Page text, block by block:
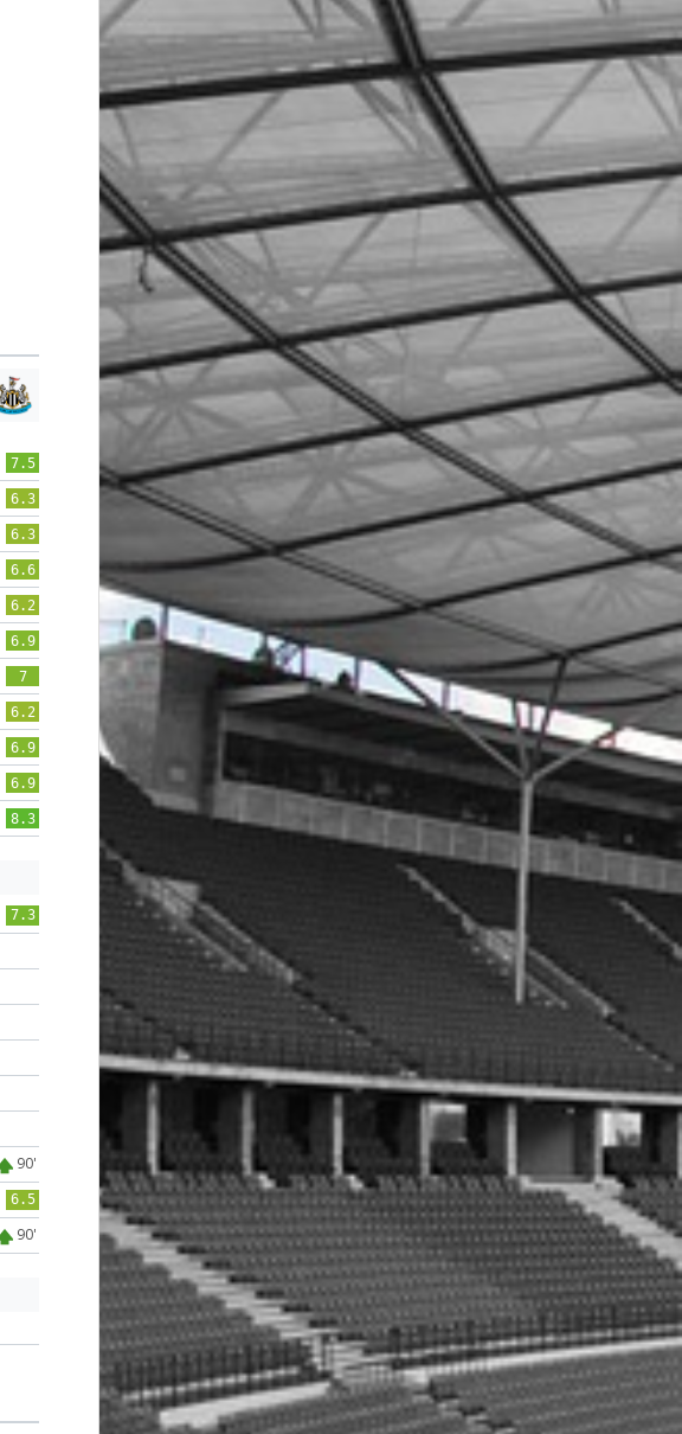
7.5
6.3
6.3
6.6
6.2
6.9
7
6.2
6.9
6.9
8.3
7.3
90'
6.5
90'